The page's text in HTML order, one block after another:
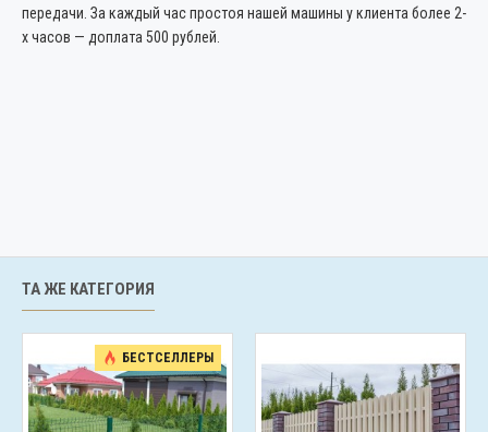
передачи. За каждый час простоя нашей машины у клиента более 2-
х часов — доплата 500 рублей.
ТА ЖЕ КАТЕГОРИЯ
БЕСТСЕЛЛЕРЫ